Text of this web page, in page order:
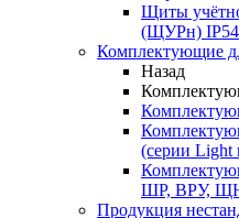
Щиты
(ЩУРн) IP54
Комплектующие
Назад
(серии Light
ШР, ВРУ,
Продукция